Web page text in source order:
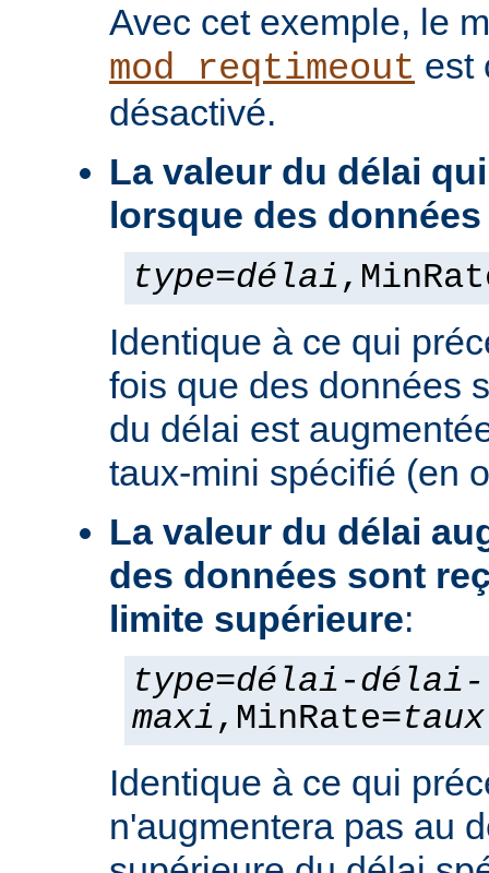
Avec cet exemple, le
mod_reqtimeout est
désactivé.
La valeur du délai
lorsque des
type=délai
Identique à ce qui
fois que des données
du délai est
taux-mini spécifié (en
La valeur du délai
des données sont
limite supérieure:
type=délai-délai-
maxi,MinRate=
Identique à ce qui
n'augmentera pas au